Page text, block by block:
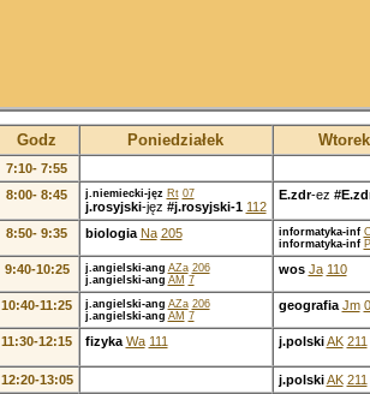
Godz Poniedziałek Wtorek
7:10- 7:55
8:00- 8:45 j.niemiecki-jęz Rt 07
j.rosyjski-jęz #j.rosyjski-1 112
E.zdr-ez
8:50- 9:35 biologia Na 205 informatyka-inf
informatyka-inf
9:40-10:25 j.angielski-ang AZa 206
j.angielski-ang AM 7
wos Ja 110
10:40-11:25 j.angielski-ang AZa 206
j.angielski-ang AM 7
geografia Jm
11:30-12:15 fizyka Wa 111 j.polski AK 211
12:20-13:05 j.polski AK 211